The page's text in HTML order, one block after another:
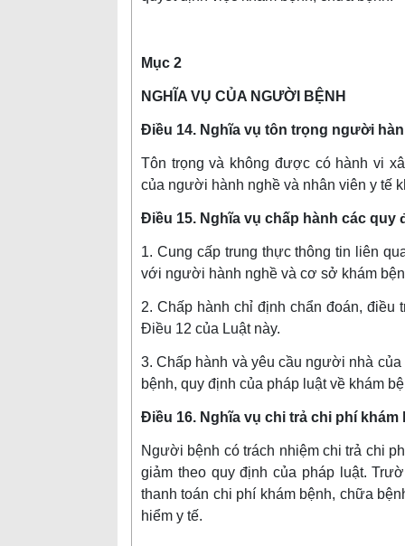
Mục 2
NGHĨA VỤ CỦA NGƯỜI BỆNH
Điều 14. Nghĩa vụ tôn trọng người
Tôn trọng và không được có hành vi
của người hành nghề và nhân viên y tế
Điều 15. Nghĩa vụ chấp hành các
1. Cung cấp trung thực thông tin liên
với người hành nghề và cơ sở khám
2. Chấp hành chỉ định chẩn đoán,
Điều 12 của Luật này.
3. Chấp hành và yêu cầu người nhà
bệnh, quy định của pháp luật về khám
Điều 16. Nghĩa vụ chi trả chi phí
Người bệnh có trách nhiệm chi trả chi
giảm theo quy định của pháp luật.
thanh toán chi phí khám bệnh, chữa
hiểm y tế.